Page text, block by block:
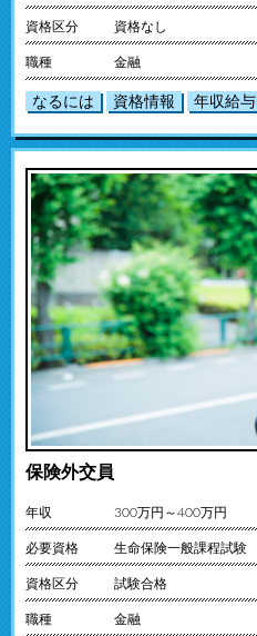
資格区分 資格なし
職種 金融
なるには 資格情報 年収給与
保険外交員
年収 300万円～400万円
必要資格 生命保険一般課程試験
資格区分 試験合格
職種 金融